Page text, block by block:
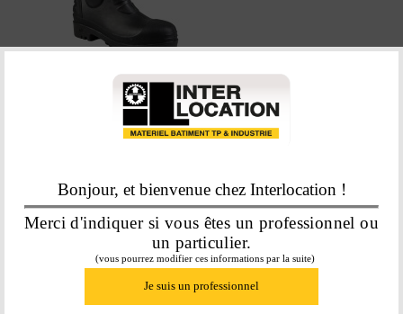
Bonjour, et bienvenue chez Interlocation !
Merci d'indiquer si vous êtes un professionnel ou
un particulier.
(vous pourrez modifier ces informations par la suite)
Je suis un professionnel
BOTTE DE SECURITE CAOUTCHOUC
En savoir plus